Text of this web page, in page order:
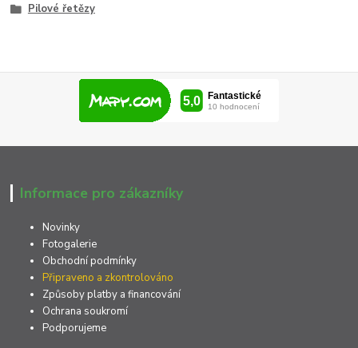
Pilové řetězy
Informace pro zákazníky
Novinky
Fotogalerie
Obchodní podmínky
Připraveno a zkontrolováno
Způsoby platby a financování
Ochrana soukromí
Podporujeme